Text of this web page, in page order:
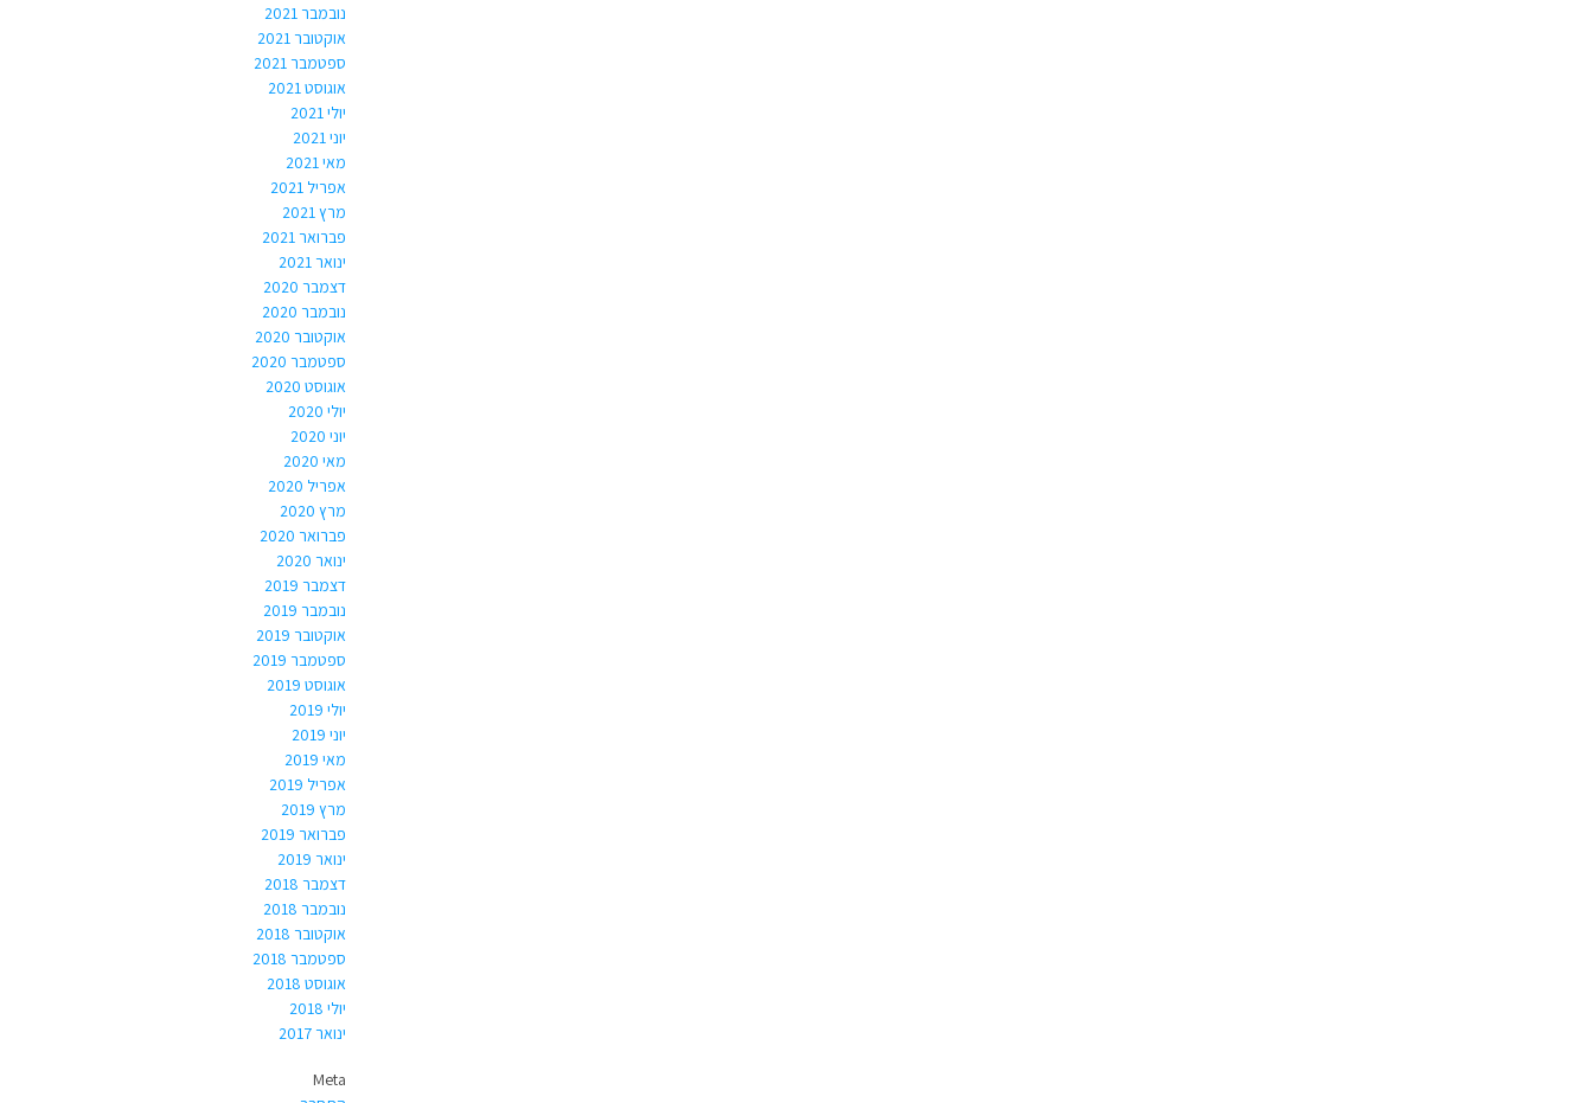
נובמבר 2021
אוקטובר 2021
ספטמבר 2021
אוגוסט 2021
יולי 2021
יוני 2021
מאי 2021
אפריל 2021
מרץ 2021
פברואר 2021
ינואר 2021
דצמבר 2020
נובמבר 2020
אוקטובר 2020
ספטמבר 2020
אוגוסט 2020
יולי 2020
יוני 2020
מאי 2020
אפריל 2020
מרץ 2020
פברואר 2020
ינואר 2020
דצמבר 2019
נובמבר 2019
אוקטובר 2019
ספטמבר 2019
אוגוסט 2019
יולי 2019
יוני 2019
מאי 2019
אפריל 2019
מרץ 2019
פברואר 2019
ינואר 2019
דצמבר 2018
נובמבר 2018
אוקטובר 2018
ספטמבר 2018
אוגוסט 2018
יולי 2018
ינואר 2017
Meta